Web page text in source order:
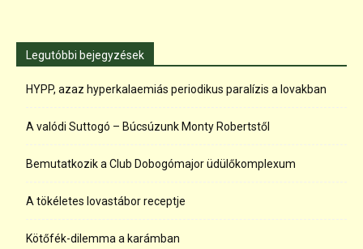
Legutóbbi bejegyzések
HYPP, azaz hyperkalaemiás periodikus paralízis a lovakban
A valódi Suttogó – Búcsúzunk Monty Robertstől
Bemutatkozik a Club Dobogómajor üdülőkomplexum
A tökéletes lovastábor receptje
Kötőfék-dilemma a karámban